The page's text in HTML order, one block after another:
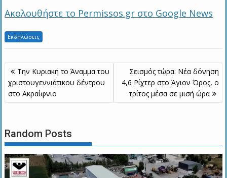
Ακολουθήστε το Permissos.gr στο Google News
Εκδηλώσεις
Πλοήγηση
άρθρων
Tην Κυριακή το Άναμμα του
χριστουγεννιάτικου δέντρου
στο Ακραίφνιο
Σεισμός τώρα: Νέα δόνηση
4,6 Ρίχτερ στο Άγιον Όρος, ο
τρίτος μέσα σε μισή ώρα
Random Posts